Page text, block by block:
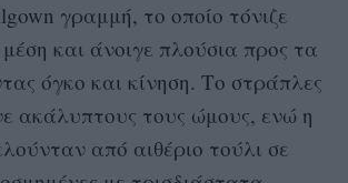
γραμμή, το οποίο τόνιζε
μέση και άνοιγε πλούσια προς τα
όγκο και κίνηση. Το στράπλες
ακάλυπτους τους ώμους, ενώ η
από αιθέριο τούλι σε